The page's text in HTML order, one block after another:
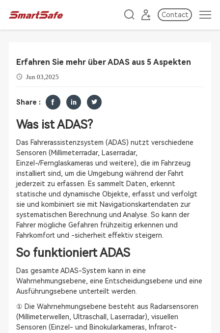
Contact
Erfahren Sie mehr über ADAS aus 5 Aspekten
Jun 03,2025
Share :
Was ist ADAS?
Das Fahrerassistenzsystem (ADAS) nutzt verschiedene
Sensoren (Millimeterradar, Laserradar,
Einzel-/Fernglaskameras und weitere), die im Fahrzeug
installiert sind, um die Umgebung während der Fahrt
jederzeit zu erfassen. Es sammelt Daten, erkennt
statische und dynamische Objekte, erfasst und verfolgt
sie und kombiniert sie mit Navigationskartendaten zur
systematischen Berechnung und Analyse. So kann der
Fahrer mögliche Gefahren frühzeitig erkennen und
Fahrkomfort und -sicherheit effektiv steigern.
So funktioniert ADAS
Das gesamte ADAS-System kann in eine
Wahrnehmungsebene, eine Entscheidungsebene und eine
Ausführungsebene unterteilt werden.
① Die Wahrnehmungsebene besteht aus Radarsensoren
(Millimeterwellen, Ultraschall, Laserradar), visuellen
Sensoren (Einzel- und Binokularkameras, Infrarot-